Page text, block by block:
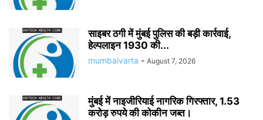
साइबर ठगी में मुंबई पुलिस की बड़ी कार्रवाई,
हेल्पलाइन 1930 की...
mumbaivarta - August 7, 2026
मुंबई में नाइजीरियाई नागरिक गिरफ्तार, 1.53
करोड़ रुपये की कोकीन जब्त।